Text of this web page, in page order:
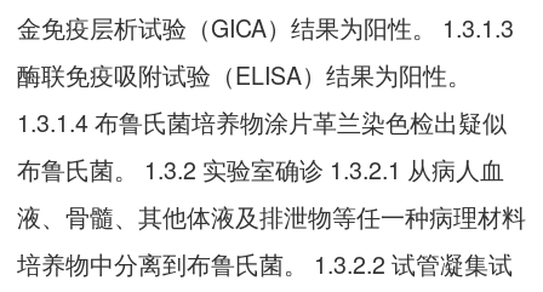
金免疫层析试验（GICA）结果为阳性。 1.3.1.3
酶联免疫吸附试验（ELISA）结果为阳性。
1.3.1.4 布鲁氏菌培养物涂片革兰染色检出疑似
布鲁氏菌。 1.3.2 实验室确诊 1.3.2.1 从病人血
液、骨髓、其他体液及排泄物等任一种病理材料
培养物中分离到布鲁氏菌。 1.3.2.2 试管凝集试